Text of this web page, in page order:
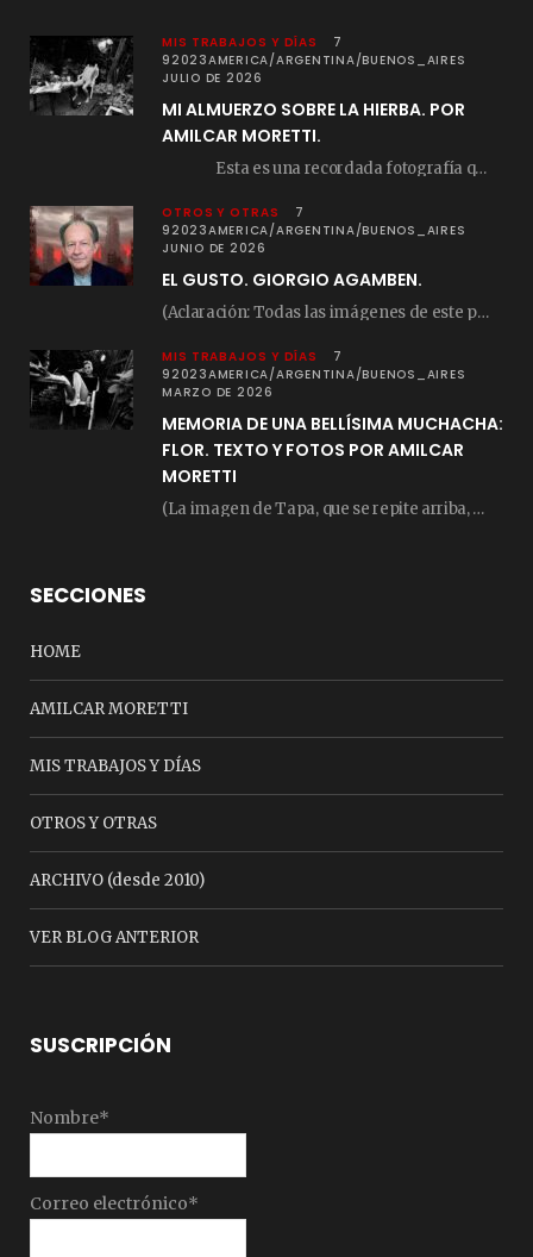
MIS TRABAJOS Y DÍAS
7
92023AMERICA/ARGENTINA/BUENOS_AIRES
JULIO DE 2026
MI ALMUERZO SOBRE LA HIERBA. POR
AMILCAR MORETTI.
Esta es una recordada fotografía que registré…
OTROS Y OTRAS
7
92023AMERICA/ARGENTINA/BUENOS_AIRES
JUNIO DE 2026
EL GUSTO. GIORGIO AGAMBEN.
(Aclaración: Todas las imágenes de este posteo fueron tomadas de Bloghemia.com, y todos los…
MIS TRABAJOS Y DÍAS
7
92023AMERICA/ARGENTINA/BUENOS_AIRES
MARZO DE 2026
MEMORIA DE UNA BELLÍSIMA MUCHACHA:
FLOR. TEXTO Y FOTOS POR AMILCAR
MORETTI
(La imagen de Tapa, que se repite arriba, fue compuesta por Amilcar Moretti el viernes…
SECCIONES
HOME
AMILCAR MORETTI
MIS TRABAJOS Y DÍAS
OTROS Y OTRAS
ARCHIVO (desde 2010)
VER BLOG ANTERIOR
SUSCRIPCIÓN
Nombre*
Correo electrónico*